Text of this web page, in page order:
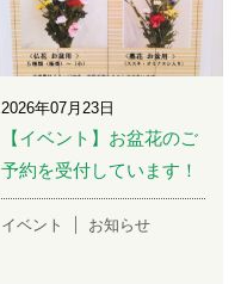
2026年07月23日
【イベント】お盆花のご
予約を受付しています！
イベント お知らせ